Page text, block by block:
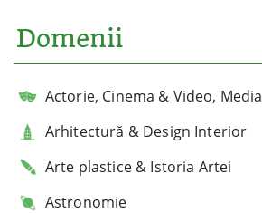
Domenii
Actorie, Cinema & Video, Media
Arhitectură & Design Interior
Arte plastice & Istoria Artei
Astronomie